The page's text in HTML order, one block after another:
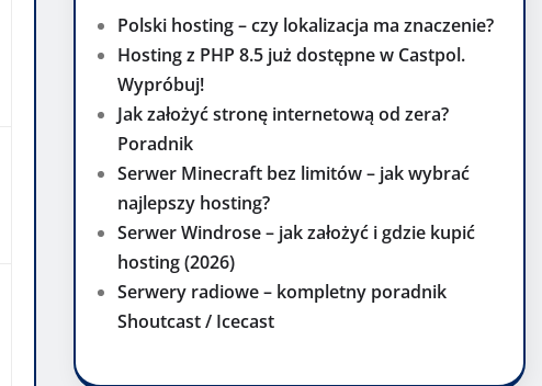
Polski hosting – czy lokalizacja ma znaczenie?
Hosting z PHP 8.5 już dostępne w Castpol.
Wypróbuj!
Jak założyć stronę internetową od zera?
Poradnik
Serwer Minecraft bez limitów – jak wybrać
najlepszy hosting?
Serwer Windrose – jak założyć i gdzie kupić
hosting (2026)
Serwery radiowe – kompletny poradnik
Shoutcast / Icecast